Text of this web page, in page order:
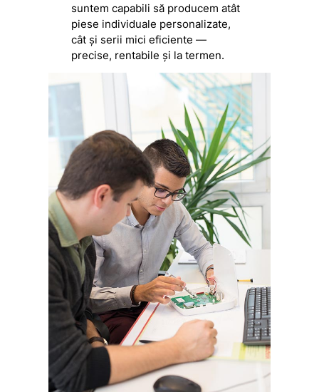
suntem capabili să producem atât
piese individuale personalizate,
cât și serii mici eficiente —
precise, rentabile și la termen.